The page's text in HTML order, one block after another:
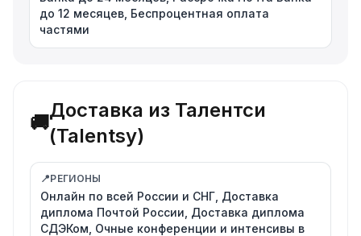
до 12 месяцев, Беспроцентная оплата
частями
🚚
Доставка из Талентси
(Talentsy)
📍РЕГИОНЫ
Онлайн по всей России и СНГ, Доставка
диплома Почтой России, Доставка диплома
СДЭКом, Очные конференции и интенсивы в